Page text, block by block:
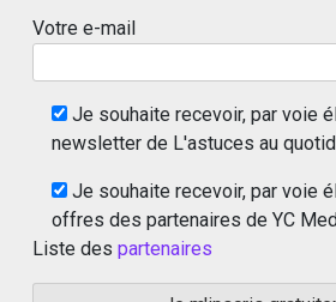
Votre e-mail
Je souhaite recevoir, par voie
newsletter de L'astuces au
Je souhaite recevoir, par voie
offres des partenaires de YC
Liste des partenaires